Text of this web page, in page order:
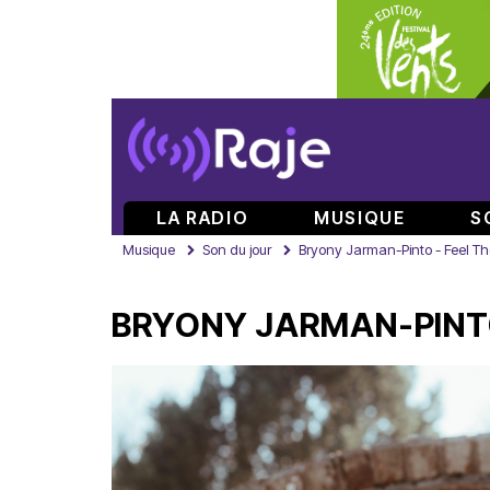
LA RADIO MUSIQUE
Musique Son du jour Bryony Jarman-Pinto - Feel
BRYONY JARMAN-